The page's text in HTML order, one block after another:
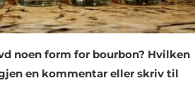
noen form for bourbon? Hvilken
en kommentar eller skriv til